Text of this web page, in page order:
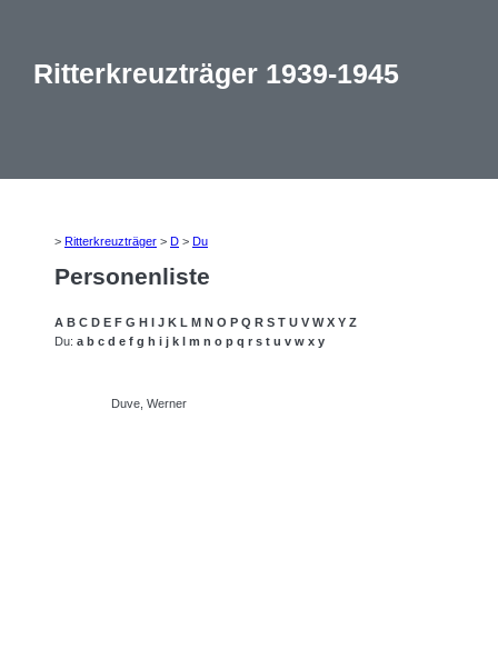
Ritterkreuzträger 1939-1945
> Ritterkreuzträger > D > Du
Personenliste
A B C D E F G H I J K L M N O P Q R S T U V W X Y Z
Du: a b c d e f g h i j k l m n o p q r s t u v w x y
Duve, Werner